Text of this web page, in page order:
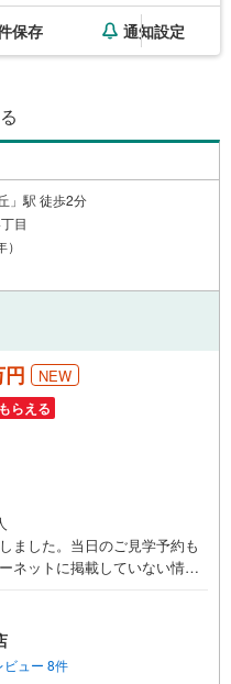
保存 通知設定
」駅 徒歩2分
目
NEW
らえる
ました。当日のご見学予約も
ネットに掲載していない情報
。当店で物件を成約するとPa
「資料をもらう」「見学予約
わせください。【営業時間 9
休）・人気物件には特に問い
ビュー 8件